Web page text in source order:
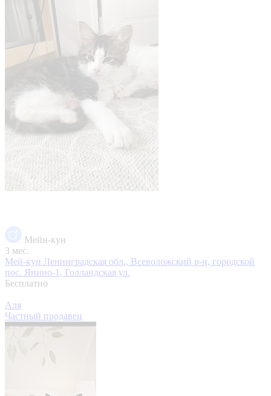
Мейн-кун
3 мес.
Мей-кун Ленинградская обл., Всеволожский р-н, городской
пос. Янино-1, Голландская ул.
Бесплатно
Аля
Частный продавец